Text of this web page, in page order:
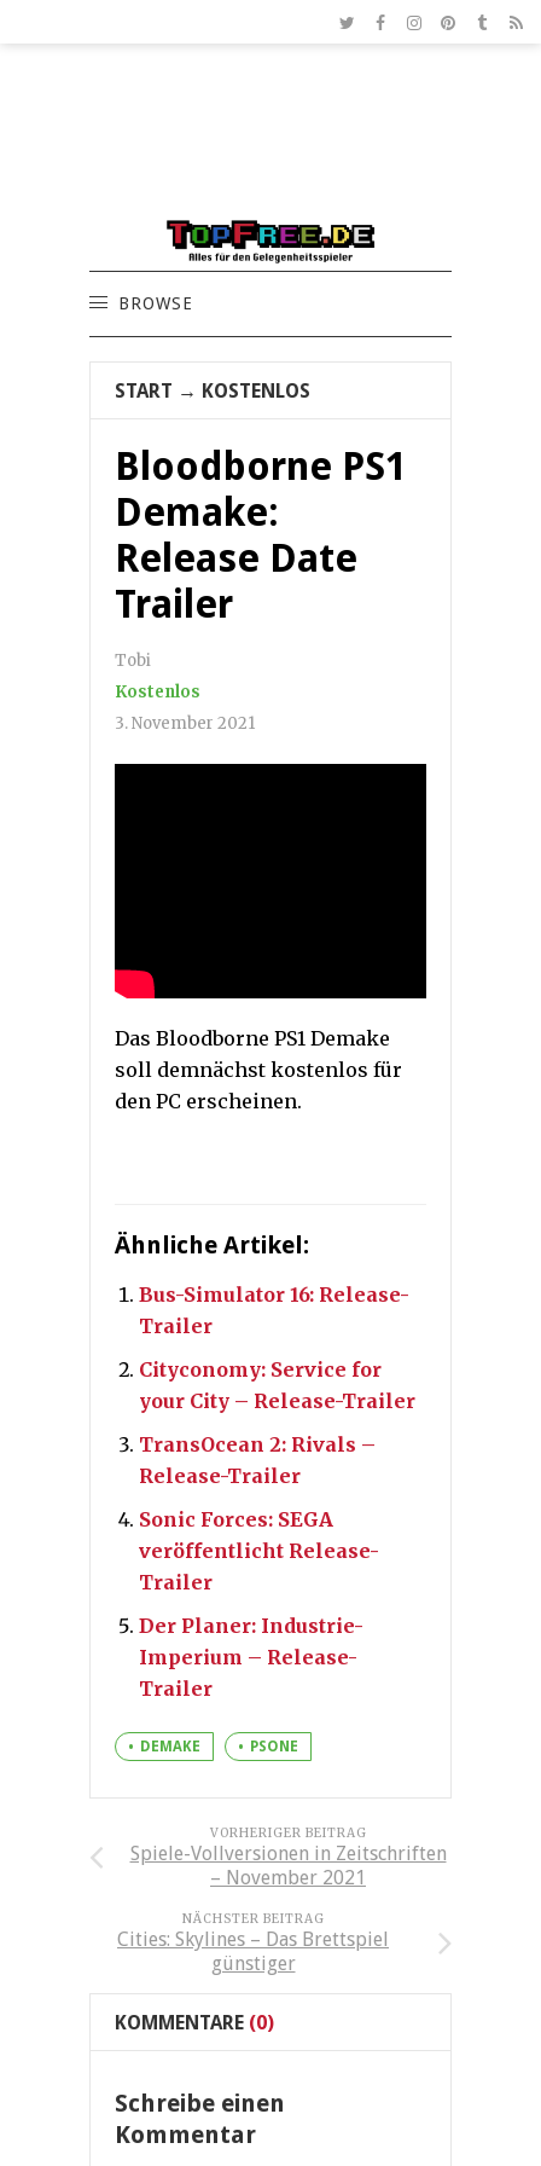
BROWSE
START → KOSTENLOS
Bloodborne PS1
Demake:
Release Date
Trailer
Tobi
Kostenlos
3. November 2021
Das Bloodborne PS1 Demake
soll demnächst kostenlos für
den PC erscheinen.
Ähnliche Artikel:
Bus-Simulator 16: Release-
Trailer
Cityconomy: Service for
your City – Release-Trailer
TransOcean 2: Rivals –
Release-Trailer
Sonic Forces: SEGA
veröffentlicht Release-
Trailer
Der Planer: Industrie-
Imperium – Release-
Trailer
DEMAKE PSONE
VORHERIGER BEITRAG
Spiele-Vollversionen in Zeitschriften
– November 2021
NÄCHSTER BEITRAG
Cities: Skylines – Das Brettspiel
günstiger
KOMMENTARE (0)
Schreibe einen
Kommentar